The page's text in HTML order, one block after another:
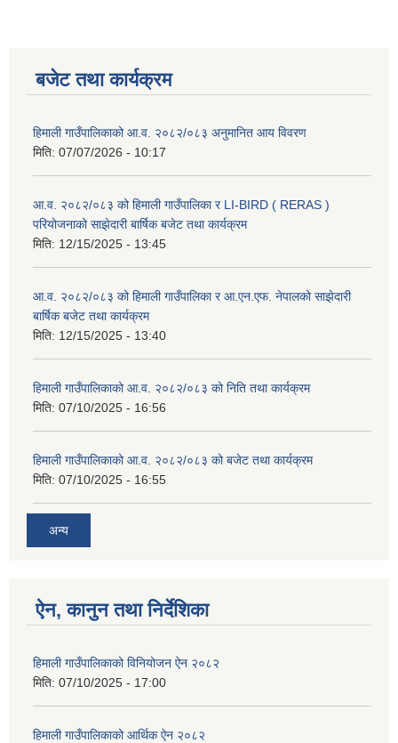
बजेट तथा कार्यक्रम
हिमाली गाउँपालिकाको आ.व. २०८२/०८३ अनुमानित आय विवरण
मिति: 07/07/2026 - 10:17
आ.व. २०८२/०८३ को हिमाली गाउँपालिका र LI-BIRD ( RERAS )
परियोजनाको साझेदारी बार्षिक बजेट तथा कार्यक्रम
मिति: 12/15/2025 - 13:45
आ.व. २०८२/०८३ को हिमाली गाउँपालिका र आ.एन.एफ. नेपालको साझेदारी
बार्षिक बजेट तथा कार्यक्रम
मिति: 12/15/2025 - 13:40
हिमाली गाउँपालिकाको आ.व. २०८२/०८३ को निति तथा कार्यक्रम
मिति: 07/10/2025 - 16:56
हिमाली गाउँपालिकाको आ.व. २०८२/०८३ को बजेट तथा कार्यक्रम
मिति: 07/10/2025 - 16:55
अन्य
ऐन, कानुन तथा निर्देशिका
हिमाली गाउँपालिकाको विनियोजन ऐन २०८२
मिति: 07/10/2025 - 17:00
हिमाली गाउँपालिकाको आर्थिक ऐन २०८२